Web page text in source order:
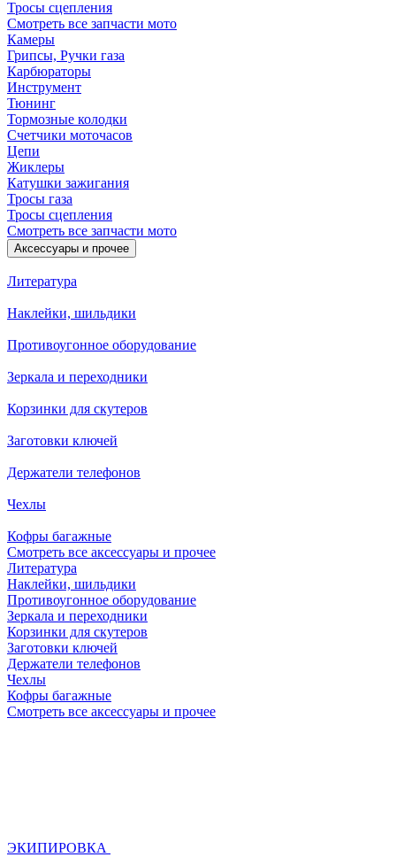
Тросы сцепления
Смотреть все запчасти мото
Камеры
Грипсы, Ручки газа
Карбюраторы
Инструмент
Тюнинг
Тормозные колодки
Счетчики моточасов
Цепи
Жиклеры
Катушки зажигания
Тросы газа
Тросы сцепления
Смотреть все запчасти мото
Аксессуары и прочее
Литература
Наклейки, шильдики
Противоугонное оборудование
Зеркала и переходники
Корзинки для скутеров
Заготовки ключей
Держатели телефонов
Чехлы
Кофры багажные
Смотреть все аксессуары и прочее
Литература
Наклейки, шильдики
Противоугонное оборудование
Зеркала и переходники
Корзинки для скутеров
Заготовки ключей
Держатели телефонов
Чехлы
Кофры багажные
Смотреть все аксессуары и прочее
ЭКИПИРОВКА